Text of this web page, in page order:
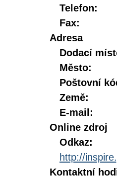
Telefon:
Fax:
Adresa
Dodací
Město:
Poštovní
Země:
E-mail:
Online zdroj
Odkaz:
http://
Kontaktní